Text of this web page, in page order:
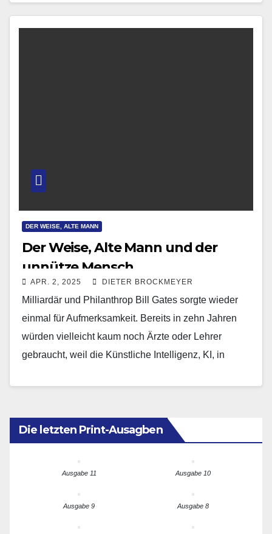
DER WEISE, ALTE MANN
Der Weise, Alte Mann und der
unnütze Mensch
APR. 2, 2025 DIETER BROCKMEYER
Milliardär und Philanthrop Bill Gates sorgte wieder
einmal für Aufmerksamkeit. Bereits in zehn Jahren
würden vielleicht kaum noch Ärzte oder Lehrer
gebraucht, weil die Künstliche Intelligenz, KI, in
Die letzten Print-Ausagben
Ausgabe 11 Ausgabe 10
Ausgabe 9 Ausgabe 8